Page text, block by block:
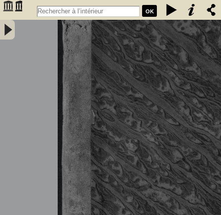
OK
Tableau général du commerce de la France avec ses colonies et les
puissances étrangères ... - Année 1836 - France. Direction générale